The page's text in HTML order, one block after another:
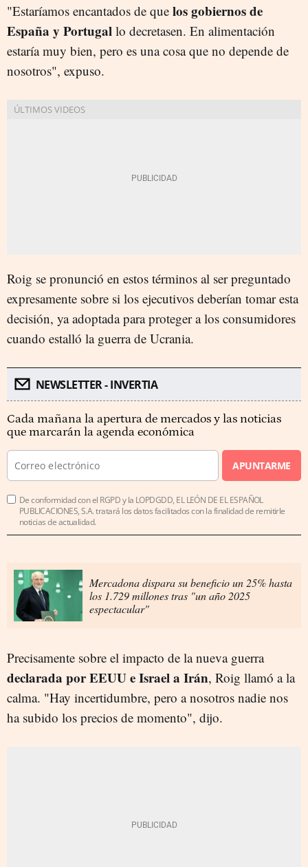
"Estaríamos encantados de que los gobiernos de
España y Portugal lo decretasen. En alimentación
estaría muy bien, pero es una cosa que no depende de
nosotros", expuso.
Roig se pronunció en estos términos al ser preguntado
expresamente sobre si los ejecutivos deberían tomar esta
decisión, ya adoptada para proteger a los consumidores
cuando estalló la guerra de Ucrania.
NEWSLETTER - INVERTIA
Cada mañana la apertura de mercados y las noticias
que marcarán la agenda económica
APUNTARME
De conformidad con el RGPD y la LOPDGDD, EL LEÓN DE EL ESPAÑOL
PUBLICACIONES, S.A. tratará los datos facilitados con la finalidad de remitirle
noticias de actualidad.
Mercadona dispara su beneficio un 25% hasta
los 1.729 millones tras "un año 2025
espectacular"
Precisamente sobre el impacto de la nueva guerra
declarada por EEUU e Israel a Irán, Roig llamó a la
calma. "Hay incertidumbre, pero a nosotros nadie nos
ha subido los precios de momento", dijo.